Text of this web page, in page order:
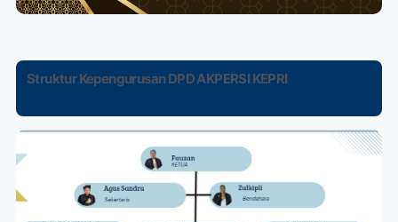
Struktur Kepengurusan DPD AKPERSI KEPRI